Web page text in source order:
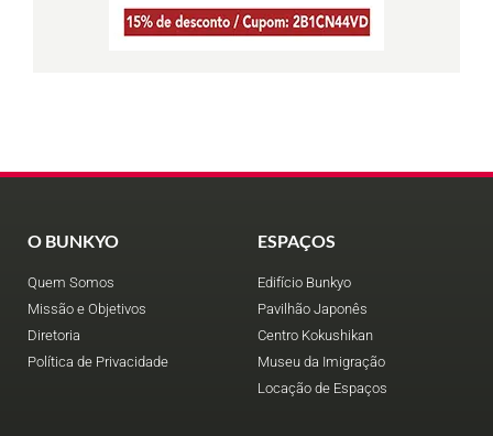
O BUNKYO
Quem Somos
Missão e Objetivos
Diretoria
Política de Privacidade
ESPAÇOS
Edifício Bunkyo
Pavilhão Japonês
Centro Kokushikan
Museu da Imigração
Locação de Espaços